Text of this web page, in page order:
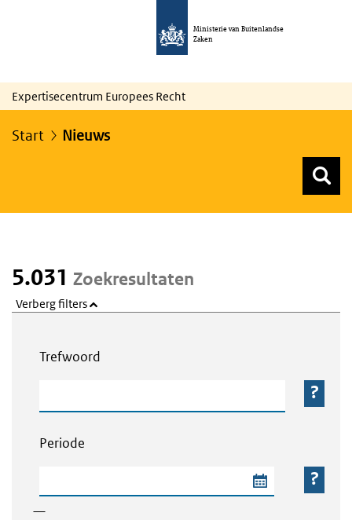
Ministerie van Buitenlandse
Zaken
Expertisecentrum Europees Recht
Start Nieuws
5.031 Zoekresultaten
Verberg filters
Trefwoord
Periode
—